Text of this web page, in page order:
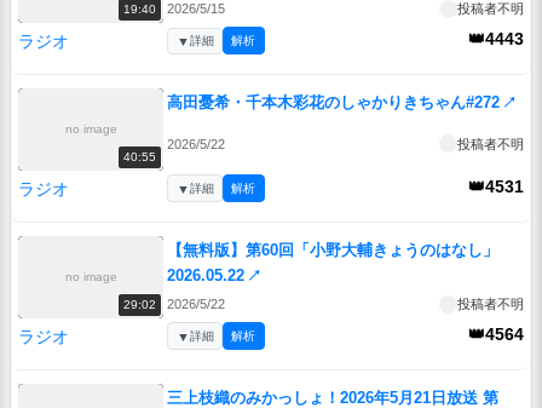
19:40 2026/5/15 投稿者不明
ラジオ 👑4443
▼詳細 解析
no image
40:55
高田憂希・千本木彩花のしゃかりきちゃん#272 ↗
2026/5/22 投稿者不明
ラジオ 👑4531
▼詳細 解析
no image
29:02
【無料版】第60回「小野大輔きょうのはなし」
2026.05.22 ↗
2026/5/22 投稿者不明
ラジオ 👑4564
▼詳細 解析
三上枝織のみかっしょ！2026年5月21日放送 第